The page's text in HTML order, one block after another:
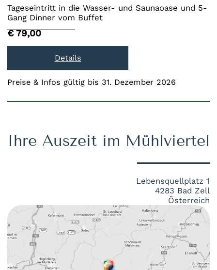
Tageseintritt in die Wasser- und Saunaoase und 5-
Gang Dinner vom Buffet
€ 79,00
Details
Preise & Infos gültig bis 31. Dezember 2026
Ihre Auszeit im Mühlviertel
Lebensquellplatz 1
4283 Bad Zell
Österreich